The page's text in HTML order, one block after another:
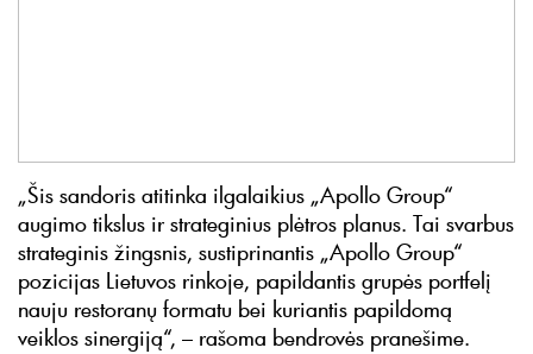
„Šis sandoris atitinka ilgalaikius „Apollo Group“
augimo tikslus ir strateginius plėtros planus. Tai svarbus
strateginis žingsnis, sustiprinantis „Apollo Group“
pozicijas Lietuvos rinkoje, papildantis grupės portfelį
nauju restoranų formatu bei kuriantis papildomą
veiklos sinergiją“, – rašoma bendrovės pranešime.